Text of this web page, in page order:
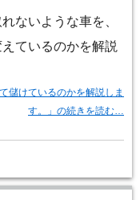
ないような車を、
ているのかを解説
儲けているのかを解説しま
す。」の続きを読む…